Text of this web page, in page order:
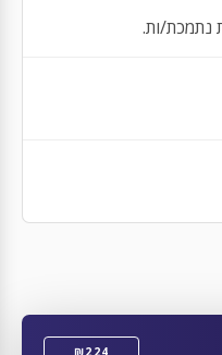
Apple iPhone 12 Pro Max
Apple iPhone 11 Pro Max
Apple iPhone XR